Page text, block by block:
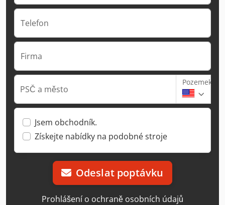
Telefon
Firma
PSČ a město
Pozemek
Jsem obchodník.
Získejte nabídky na podobné stroje
Odeslat poptávku
Prohlášení o ochraně osobních údajů